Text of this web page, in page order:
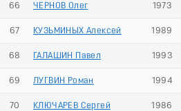
66 ЧЕРНОВ Олег 1973
67 КУЗЬМИНЫХ Алексей 1989
68 ГАЛАШИН Павел 1993
69 ЛУГВИН Роман 1994
70 КЛЮЧАРЕВ Сергей 1986